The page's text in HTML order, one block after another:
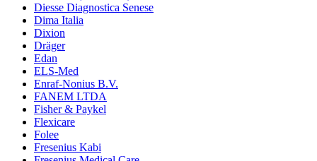
Diesse Diagnostica Senese
Dima Italia
Dixion
Dräger
Edan
ELS-Med
Enraf-Nonius B.V.
FANEM LTDA
Fisher & Paykel
Flexicare
Folee
Fresenius Kabi